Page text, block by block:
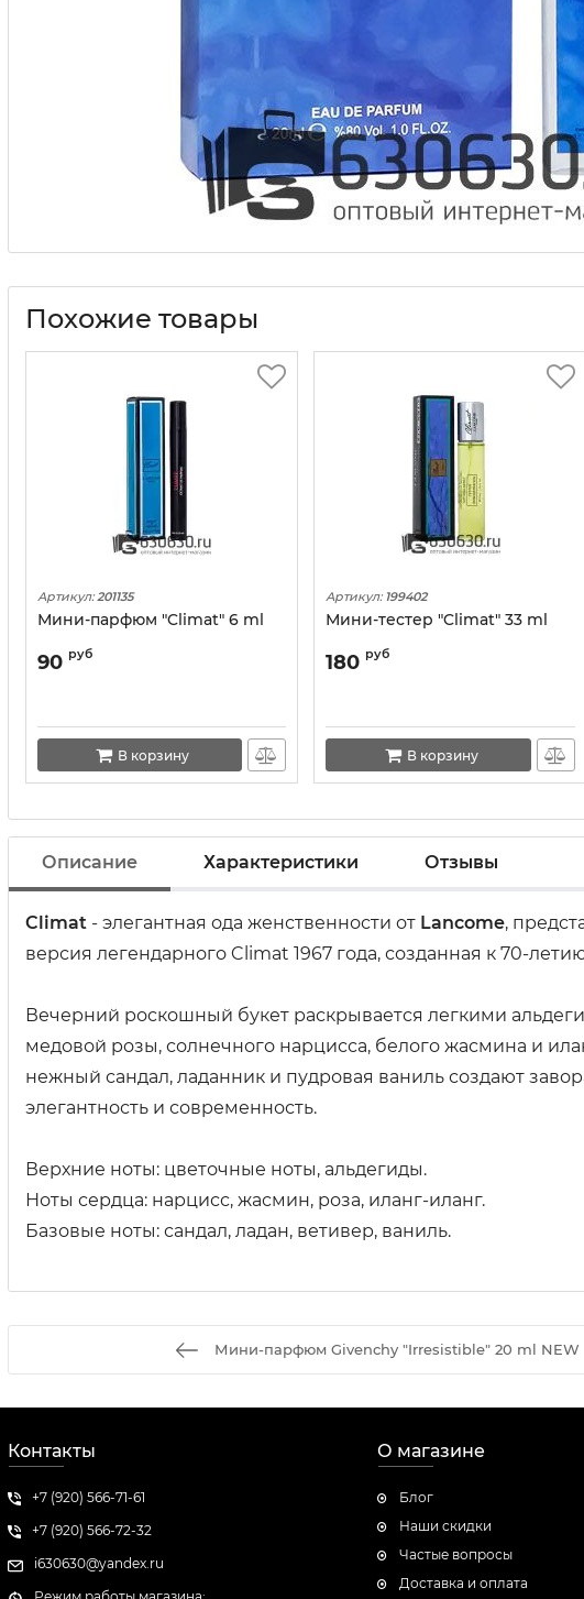
Похожие товары
Артикул: 201135
Мини-парфюм "Climat" 6 ml
90 руб
В корзину
Артикул: 199402
Мини-тестер "Climat" 33 ml
180 руб
В корзину
Описание Характеристики Отзывы
Climat - элегантная ода женственности от Lancome,
версия легендарного Climat 1967 года, созданная к 70-
Вечерний роскошный букет раскрывается легкими
медовой розы, солнечного нарцисса, белого жасмина и
нежный сандал, ладанник и пудровая ваниль создают
элегантность и современность.
Верхние ноты: цветочные ноты, альдегиды.
Ноты сердца: нарцисс, жасмин, роза, иланг-иланг.
Базовые ноты: сандал, ладан, ветивер, ваниль.
Мини-парфюм Givenchy "Irresistible" 20 ml NEW
Контакты
+7 (920) 566-71-61
+7 (920) 566-72-32
i630630@yandex.ru
О магазине
Блог
Наши скидки
Частые вопросы
Доставка и оплата